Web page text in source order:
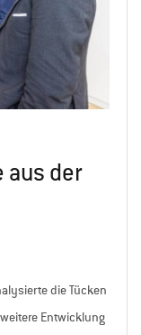
aus der
die Tücken
Entwicklung